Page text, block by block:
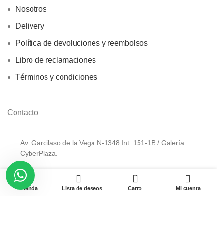
Nosotros
Delivery
Política de devoluciones y reembolsos
Libro de reclamaciones
Términos y condiciones
Contacto
Av. Garcilaso de la Vega N-1348 Int. 151-1B / Galería
CyberPlaza.
Teléfono: 912 265 501
Email: ventas@pamas.com.pe
Tienda Lista de deseos
0
Carro Mi cuenta